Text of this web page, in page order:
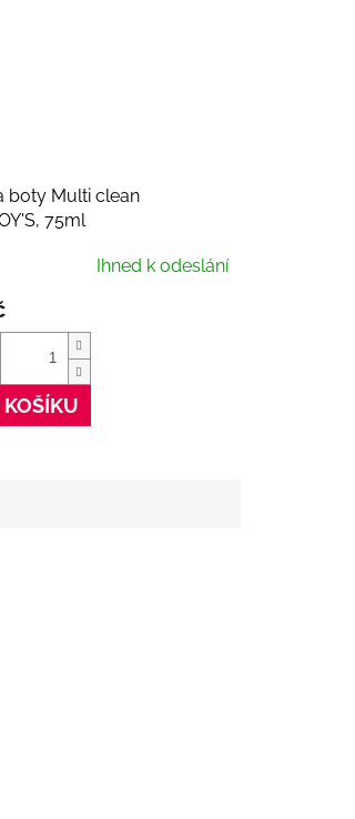
boty Multi clean
75ml
Ihned k odeslání
KOŠÍKU